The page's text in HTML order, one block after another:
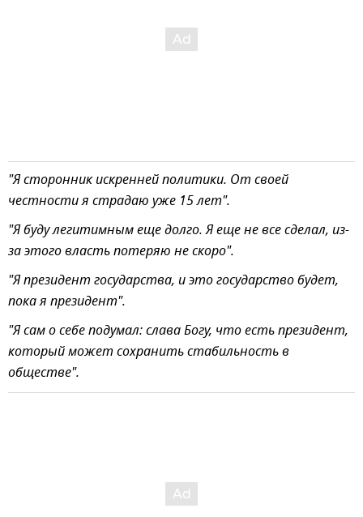
"Я сторонник искренней политики. От своей
честности я страдаю уже 15 лет".
"Я буду легитимным еще долго. Я еще не все сделал, из-
за этого власть потеряю не скоро".
"Я президент государства, и это государство будет,
пока я президент".
"Я сам о себе подумал: слава Богу, что есть президент,
который может сохранить стабильность в
обществе".